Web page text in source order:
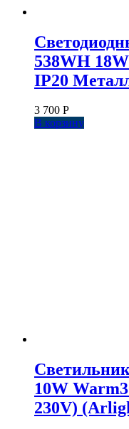
538WH
IP20
3 700 Р
В корзину
10W
230V)